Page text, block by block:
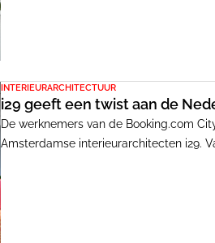
INTERIEURARCHITECTUUR
i29 geeft een twist aan de
De werknemers van de Booking.com
Amsterdamse interieurarchitecten i29.